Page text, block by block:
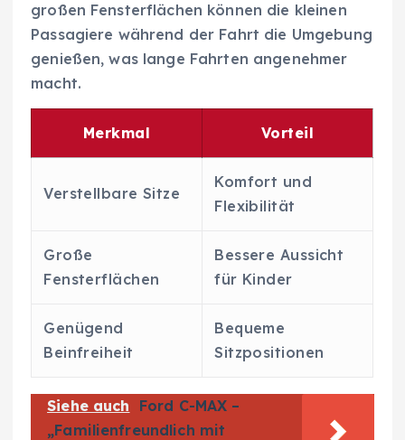
großen Fensterflächen können die kleinen
Passagiere während der Fahrt die Umgebung
genießen, was lange Fahrten angenehmer
macht.
Merkmal Vorteil
Verstellbare Sitze
Komfort und
Flexibilität
Große
Fensterflächen
Bessere Aussicht
für Kinder
Genügend
Beinfreiheit
Bequeme
Sitzpositionen
Siehe auch
Ford C-MAX –
„Familienfreundlich mit